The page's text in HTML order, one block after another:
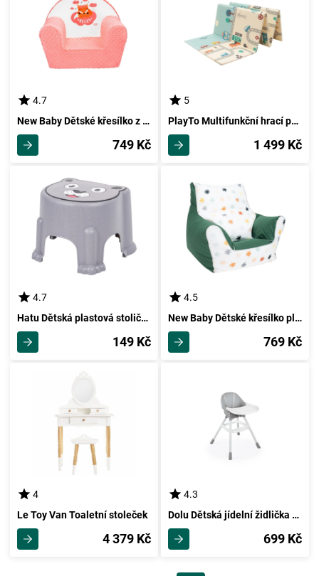
4.7
New Baby Dětské křesílko z Minky Liška lososová, 42 x 53 cm
749 Kč
5
PlayTo Multifunkční hrací podložka Město, 200 x 150 cm
1 499 Kč
4.7
Hatu Dětská plastová stolička Medvídek šedá, 29,6 x 20,5 x 26 cm
149 Kč
4.5
New Baby Dětské křesílko plněné kuličkami, zelená
769 Kč
4
Le Toy Van Toaletní stoleček
4 379 Kč
4.3
Dolu Dětská jídelní židlička šedá, 60 x 90 x 70 cm
699 Kč